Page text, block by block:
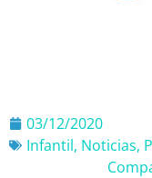
03/12/2020
Infantil, Noticias,